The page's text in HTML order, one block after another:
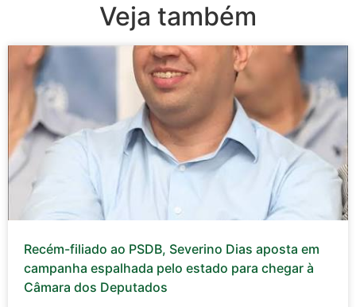
Veja também
Recém-filiado ao PSDB, Severino Dias aposta em
campanha espalhada pelo estado para chegar à
Câmara dos Deputados